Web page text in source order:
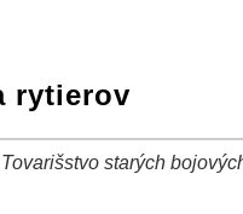
rytierov
starých